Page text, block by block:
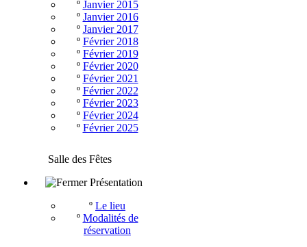
º Janvier 2015
º Janvier 2016
º Janvier 2017
º Février 2018
º Février 2019
º Février 2020
º Février 2021
º Février 2022
º Février 2023
º Février 2024
º Février 2025
Salle des Fêtes
Présentation
º Le lieu
º Modalités de
réservation